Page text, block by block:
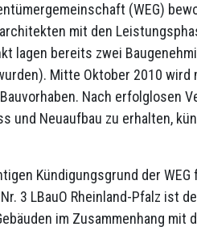
(WEG)
mit den
lagen bereits zwei
Mitte Oktober 2010
Nach erfolglosen
und Neuaufbau zu erhalten,
Kündigungsgrund der
3 LBauO Rheinland-Pfalz ist
im Zusammenhang